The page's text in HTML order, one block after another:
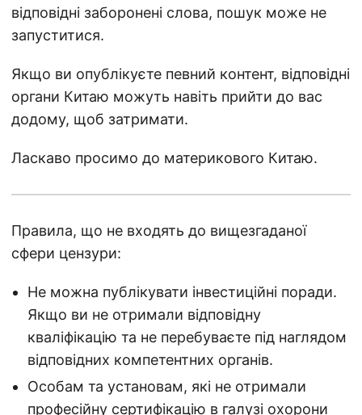
відповідні заборонені слова, пошук може не
запуститися.
Якщо ви опублікуєте певний контент, відповідні
органи Китаю можуть навіть прийти до вас
додому, щоб затримати.
Ласкаво просимо до материкового Китаю.
Правила, що не входять до вищезгаданої
сфери цензури:
Не можна публікувати інвестиційні поради.
Якщо ви не отримали відповідну
кваліфікацію та не перебуваєте під наглядом
відповідних компетентних органів.
Особам та установам, які не отримали
професійну сертифікацію в галузі охорони